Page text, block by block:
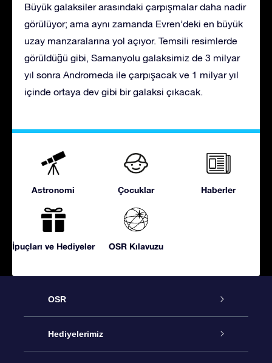
Büyük galaksiler arasındaki çarpışmalar daha nadir
görülüyor; ama aynı zamanda Evren’deki en büyük
uzay manzaralarına yol açıyor. Temsili resimlerde
görüldüğü gibi, Samanyolu galaksimiz de 3 milyar
yıl sonra Andromeda ile çarpışacak ve 1 milyar yıl
içinde ortaya dev gibi bir galaksi çıkacak.
Astronomi Çocuklar Haberler
İpuçları ve Hediyeler OSR Kılavuzu
OSR
Hizmet
Hediyelerimiz